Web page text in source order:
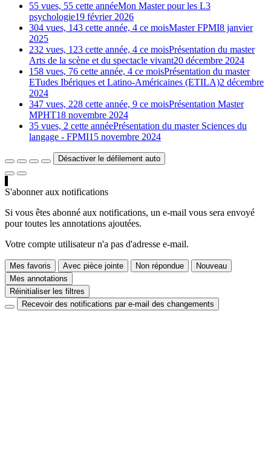
55 vues, 55 cette annéeMon Master pour les L3
psychologie19 février 2026
304 vues, 143 cette année, 4 ce moisMaster FPMI8 janvier
2025
232 vues, 123 cette année, 4 ce moisPrésentation du master
Arts de la scène et du spectacle vivant20 décembre 2024
158 vues, 76 cette année, 4 ce moisPrésentation du master
ETudes Ibériques et Latino-Américaines (ETILA)2 décembre
2024
347 vues, 228 cette année, 9 ce moisPrésentation Master
MPHT18 novembre 2024
35 vues, 2 cette annéePrésentation du master Sciences du
langage - FPMI15 novembre 2024
Désactiver le défilement auto
S'abonner aux notifications
Si vous êtes abonné aux notifications, un e-mail vous sera envoyé
pour toutes les annotations ajoutées.
Votre compte utilisateur n'a pas d'adresse e-mail.
Mes favoris Avec pièce jointe Non répondue
Nouveau
Mes annotations
Réinitialiser les filtres
Recevoir des notifications par e-mail des changements